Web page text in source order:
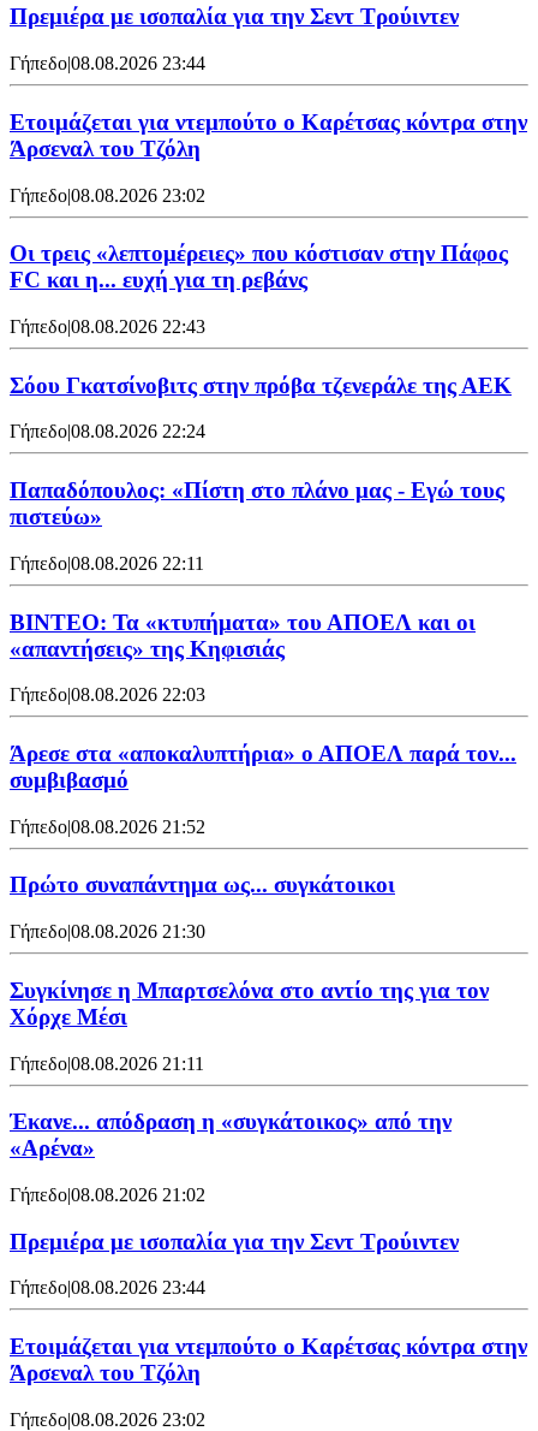
Πρεμιέρα με ισοπαλία για την Σεντ Τρούιντεν
Γήπεδο|08.08.2026 23:44
Ετοιμάζεται για ντεμπούτο ο Καρέτσας κόντρα στην
Άρσεναλ του Τζόλη
Γήπεδο|08.08.2026 23:02
Οι τρεις «λεπτομέρειες» που κόστισαν στην Πάφος
FC και η... ευχή για τη ρεβάνς
Γήπεδο|08.08.2026 22:43
Σόου Γκατσίνοβιτς στην πρόβα τζενεράλε της ΑΕΚ
Γήπεδο|08.08.2026 22:24
Παπαδόπουλος: «Πίστη στο πλάνο μας - Εγώ τους
πιστεύω»
Γήπεδο|08.08.2026 22:11
ΒΙΝΤΕΟ: Τα «κτυπήματα» του ΑΠΟΕΛ και οι
«απαντήσεις» της Κηφισιάς
Γήπεδο|08.08.2026 22:03
Άρεσε στα «αποκαλυπτήρια» ο ΑΠΟΕΛ παρά τον...
συμβιβασμό
Γήπεδο|08.08.2026 21:52
Πρώτο συναπάντημα ως... συγκάτοικοι
Γήπεδο|08.08.2026 21:30
Συγκίνησε η Μπαρτσελόνα στο αντίο της για τον
Χόρχε Μέσι
Γήπεδο|08.08.2026 21:11
Έκανε... απόδραση η «συγκάτοικος» από την
«Αρένα»
Γήπεδο|08.08.2026 21:02
Πρεμιέρα με ισοπαλία για την Σεντ Τρούιντεν
Γήπεδο|08.08.2026 23:44
Ετοιμάζεται για ντεμπούτο ο Καρέτσας κόντρα στην
Άρσεναλ του Τζόλη
Γήπεδο|08.08.2026 23:02